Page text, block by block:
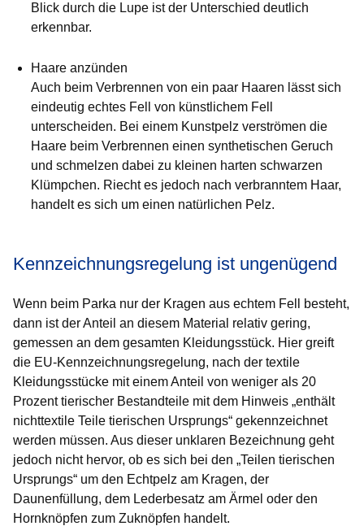
Blick durch die Lupe ist der Unterschied deutlich
erkennbar.
Haare anzünden
Auch beim Verbrennen von ein paar Haaren lässt sich
eindeutig echtes Fell von künstlichem Fell
unterscheiden. Bei einem Kunstpelz verströmen die
Haare beim Verbrennen einen synthetischen Geruch
und schmelzen dabei zu kleinen harten schwarzen
Klümpchen. Riecht es jedoch nach verbranntem Haar,
handelt es sich um einen natürlichen Pelz.
Kennzeichnungsregelung ist ungenügend
Wenn beim Parka nur der Kragen aus echtem Fell besteht,
dann ist der Anteil an diesem Material relativ gering,
gemessen an dem gesamten Kleidungsstück. Hier greift
die EU-Kennzeichnungsregelung, nach der textile
Kleidungsstücke mit einem Anteil von weniger als 20
Prozent tierischer Bestandteile mit dem Hinweis „enthält
nichttextile Teile tierischen Ursprungs“ gekennzeichnet
werden müssen. Aus dieser unklaren Bezeichnung geht
jedoch nicht hervor, ob es sich bei den „Teilen tierischen
Ursprungs“ um den Echtpelz am Kragen, der
Daunenfüllung, dem Lederbesatz am Ärmel oder den
Hornknöpfen zum Zuknöpfen handelt.